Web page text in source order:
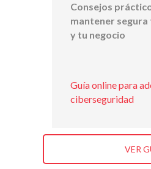
Consejos
mantener
y tu negocio
Guía online para
ciberseguridad
VER